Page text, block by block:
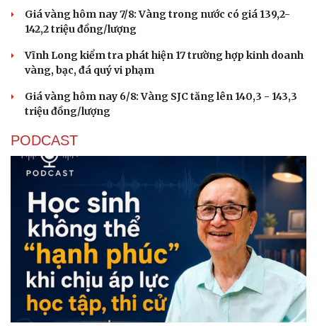
Giá vàng hôm nay 7/8: Vàng trong nước có giá 139,2-
142,2 triệu đồng/lượng
Vĩnh Long kiểm tra phát hiện 17 trường hợp kinh doanh
vàng, bạc, đá quý vi phạm
Giá vàng hôm nay 6/8: Vàng SJC tăng lên 140,3 - 143,3
triệu đồng/lượng
PODCAST